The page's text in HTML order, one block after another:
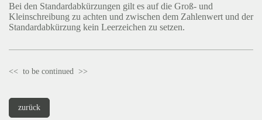
Bei den Standardabkürzungen gilt es auf die Groß- und
Kleinschreibung zu achten und zwischen dem Zahlenwert und der
Standardabkürzung kein Leerzeichen zu setzen.
<< to be continued >>
zurück